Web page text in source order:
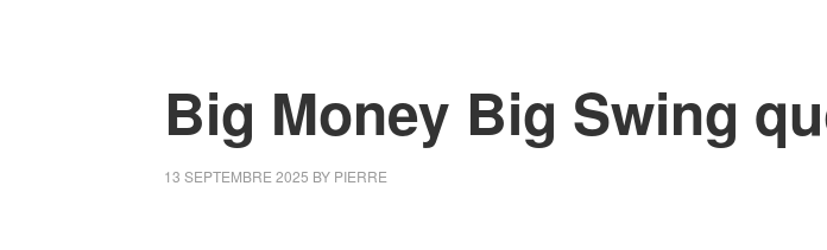
Big Money Big Swing
13 SEPTEMBRE 2025 BY PIERRE